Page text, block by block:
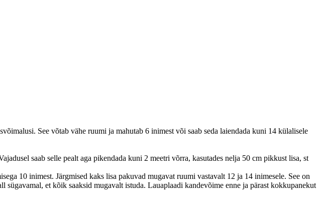
See võtab vähe ruumi ja mahutab 6 inimest või saab seda laiendada kuni 14 külalisele
saab selle pealt aga pikendada kuni 2 meetri võrra, kasutades nelja 50 cm pikkust lisa, st
10 inimest. Järgmised kaks lisa pakuvad mugavat ruumi vastavalt 12 ja 14 inimesele. See on
et kõik saaksid mugavalt istuda. Lauaplaadi kandevõime enne ja pärast kokkupanekut